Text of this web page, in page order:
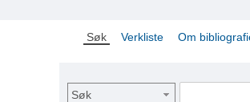
Søk Verkliste Om
Søk